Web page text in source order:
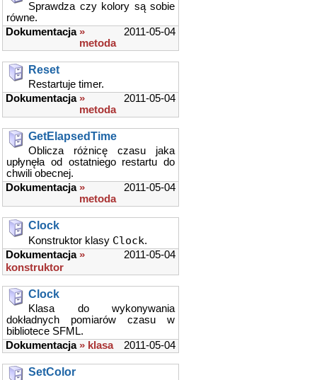
Sprawdza czy kolory są sobie
równe.
2011-05-04
Dokumentacja »
metoda
Reset
Restartuje timer.
2011-05-04
Dokumentacja »
metoda
GetElapsedTime
Oblicza różnicę czasu jaka
upłynęła od ostatniego restartu do
chwili obecnej.
2011-05-04
Dokumentacja »
metoda
Clock
Konstruktor klasy Clock.
2011-05-04
Dokumentacja »
konstruktor
Clock
Klasa do wykonywania
dokładnych pomiarów czasu w
bibliotece SFML.
2011-05-04
Dokumentacja » klasa
SetColor